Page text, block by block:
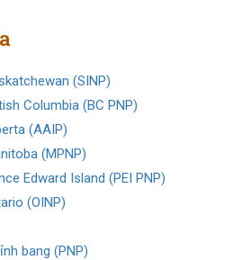
(SINP)
Columbia (BC PNP)
(AAIP)
(MPNP)
Edward Island (PEI PNP)
(OINP)
bang (PNP)